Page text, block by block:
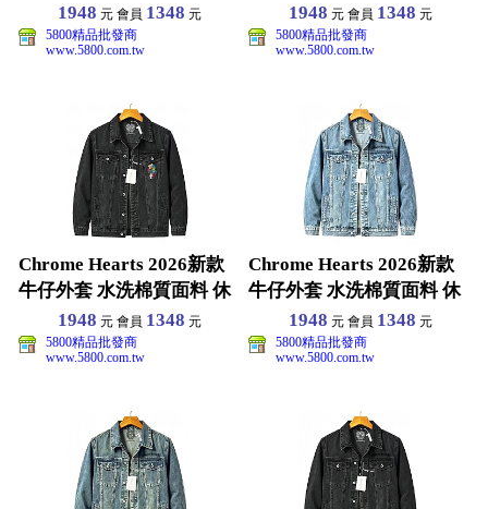
1948 元 會員 1348 元
5800精品批發商
www.5800.com.tw
1948 元 會員 1348 元
5800精品批發商
www.5800.com.tw
Chrome Hearts 2026新款
牛仔外套 水洗棉質面料 休
1948 元 會員 1348 元
5800精品批發商
www.5800.com.tw
Chrome Hearts 2026新款
牛仔外套 水洗棉質面料 休
1948 元 會員 1348 元
5800精品批發商
www.5800.com.tw